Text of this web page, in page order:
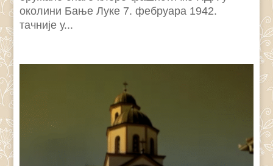
околини Бање Луке 7. фебруара 1942.
тачније у...